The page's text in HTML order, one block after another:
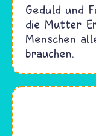
Geduld und
die Mutter
Menschen
brauchen.